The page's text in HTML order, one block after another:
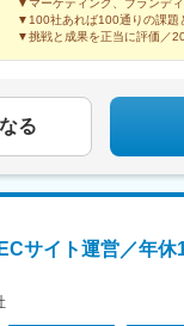
ーへ昇進したメンバーも
です。
▼マーケティング、ブランデ
▼100社あれば100通りの課題
▼挑戦と成果を正当に評価／
る
サイト運営／年